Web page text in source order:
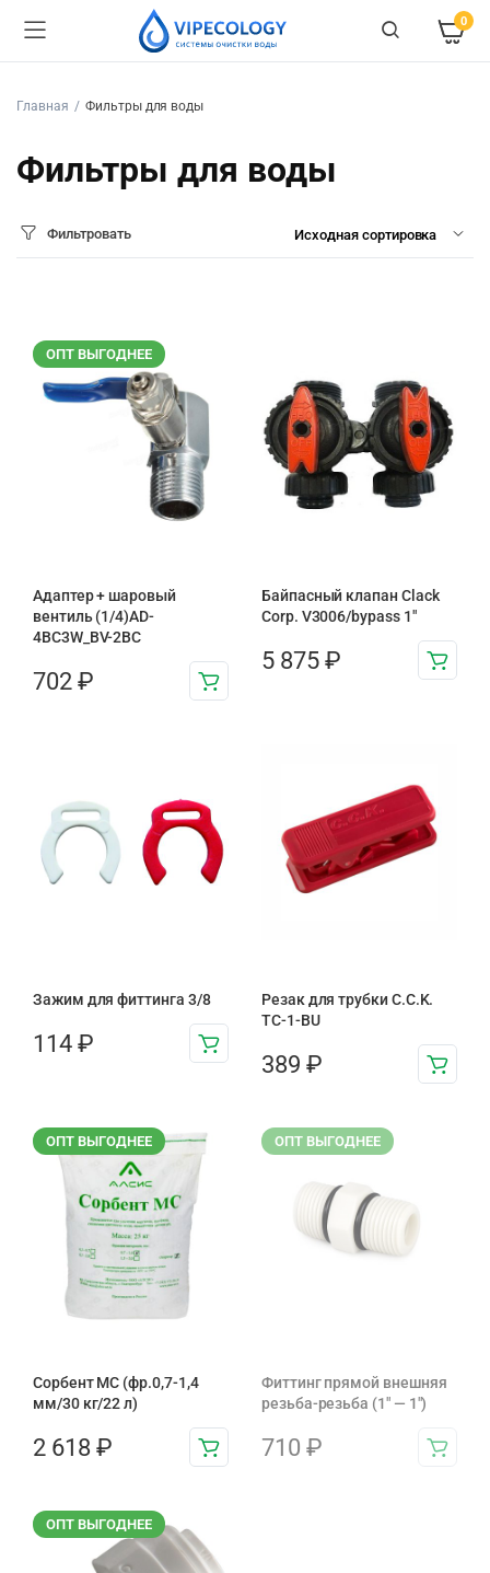
0
Главная Фильтры для воды
Фильтры для воды
Фильтровать
ОПТ ВЫГОДНЕЕ
Адаптер + шаровый
вентиль (1/4)AD-
4BC3W_BV-2BC
702 ₽
Байпасный клапан Clack
Corp. V3006/bypass 1″
5 875 ₽
Зажим для фиттинга 3/8
114 ₽
Резак для трубки C.C.K.
TC-1-BU
389 ₽
ОПТ ВЫГОДНЕЕ
Сорбент МС (фр.0,7-1,4
мм/30 кг/22 л)
2 618 ₽
ОПТ ВЫГОДНЕЕ
Фиттинг прямой внешняя
резьба-резьба (1" — 1")
710 ₽
ОПТ ВЫГОДНЕЕ